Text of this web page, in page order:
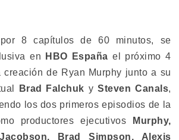
por 8 capítulos de 60 minutos, se
en
HBO España el próximo 4
de Ryan Murphy junto a su
Brad Falchuk ySteven Canals,
los dos primeros episodios de la
productores ejecutivos
Murphy,
Brad Simpson, Alexis